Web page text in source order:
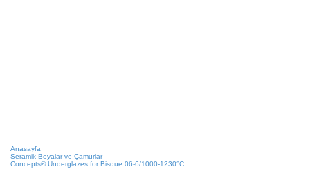
Anasayfa
Seramik Boyalar ve Çamurlar
Concepts® Underglazes for Bisque 06-6/1000-1230°C